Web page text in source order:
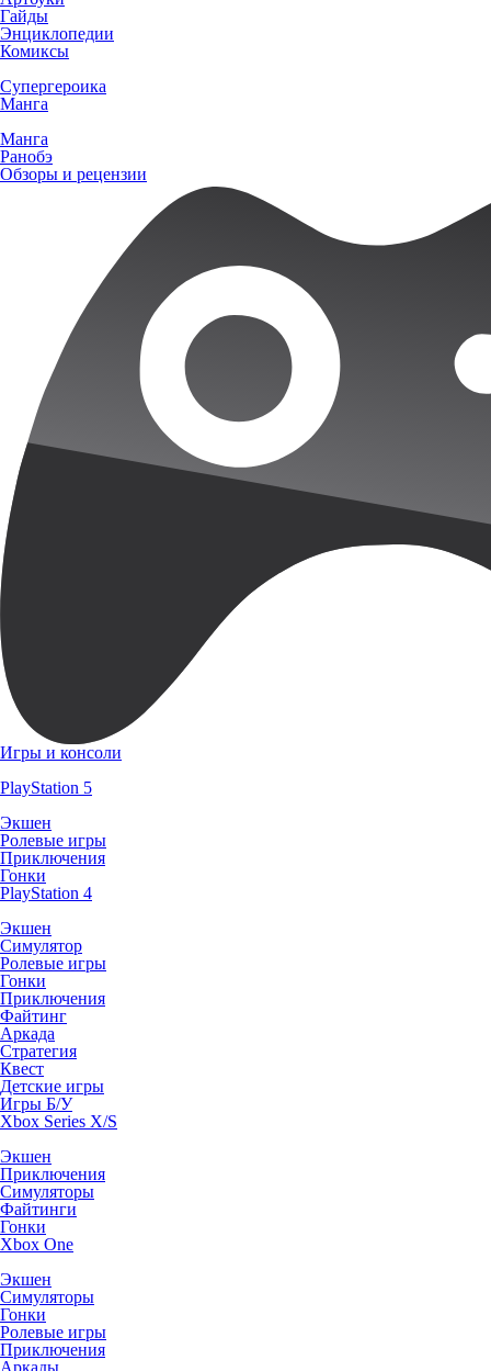
Гайды
Энциклопедии
Комиксы
Супергероика
Манга
Манга
Ранобэ
Обзоры и рецензии
Игры и консоли
PlayStation 5
Экшен
Ролевые игры
Приключения
Гонки
PlayStation 4
Экшен
Симулятор
Ролевые игры
Гонки
Приключения
Файтинг
Аркада
Стратегия
Квест
Детские игры
Игры Б/У
Xbox Series X/S
Экшен
Приключения
Симуляторы
Файтинги
Гонки
Xbox One
Экшен
Симуляторы
Гонки
Ролевые игры
Приключения
Аркады